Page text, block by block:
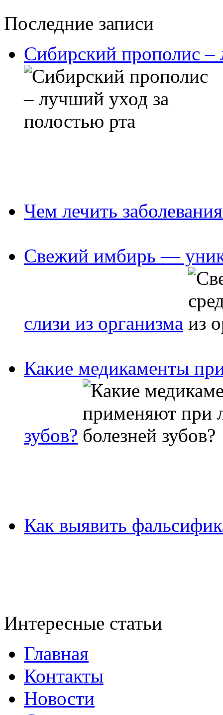
Последние записи
Сибирский прополис –
Чем лечить
Свежий имбирь —
слизи из организма
Какие медикаменты
зубов?
Как выявить
Интересные статьи
Главная
Контакты
Новости